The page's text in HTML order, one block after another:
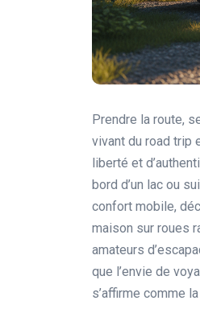
Prendre la route,
vivant du road trip
liberté et
bord d’un lac ou
confort mobile,
maison sur roues
amateurs
que l’envie de
s’affirme comme